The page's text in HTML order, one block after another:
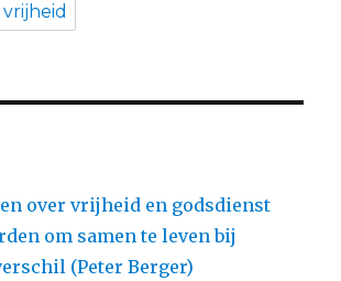
vrijheid
over vrijheid en godsdienst
om samen te leven bij
(Peter Berger)